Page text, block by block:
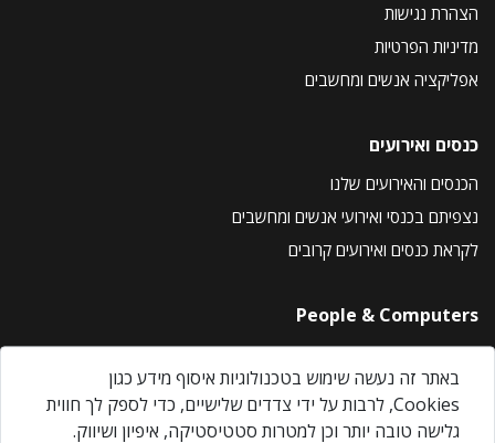
הצהרת נגישות
מדיניות הפרטיות
אפליקציה אנשים ומחשבים
כנסים ואירועים
הכנסים והאירועים שלנו
נצפיתם בכנסי ואירועי אנשים ומחשבים
לקראת כנסים ואירועים קרובים
People & Computers
About Us
Privacy Policy
Contact Us
באתר זה נעשה שימוש בטכנולוגיות איסוף מידע כגון
Cookies, לרבות על ידי צדדים שלישיים, כדי לספק לך חווית
גלישה טובה יותר וכן למטרות סטטיסטיקה, איפיון ושיווק.